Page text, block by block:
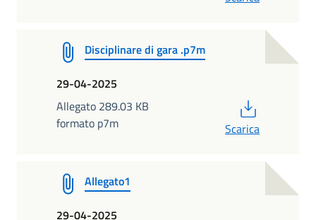
Disciplinare di gara .p7m
29-04-2025
Allegato 289.03 KB
formato p7m
Scarica
Allegato1
29-04-2025